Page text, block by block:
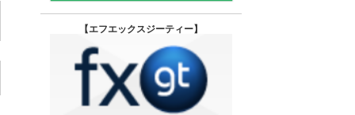
【エフエックスジーティー】